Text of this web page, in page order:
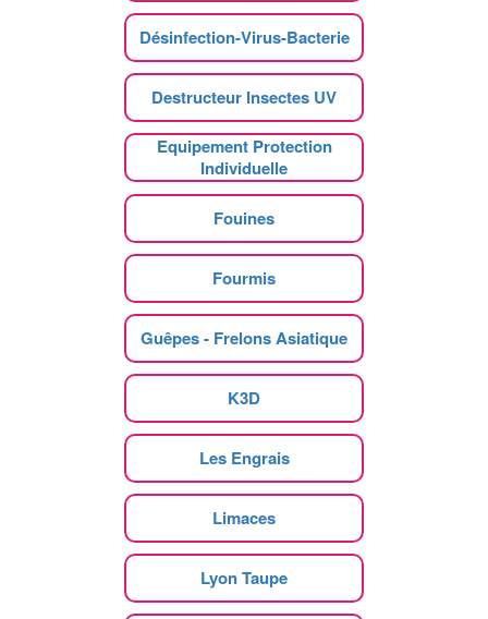
Désinfection-Virus-Bacterie
Destructeur Insectes UV
Equipement Protection
Individuelle
Fouines
Fourmis
Guêpes - Frelons Asiatique
K3D
Les Engrais
Limaces
Lyon Taupe